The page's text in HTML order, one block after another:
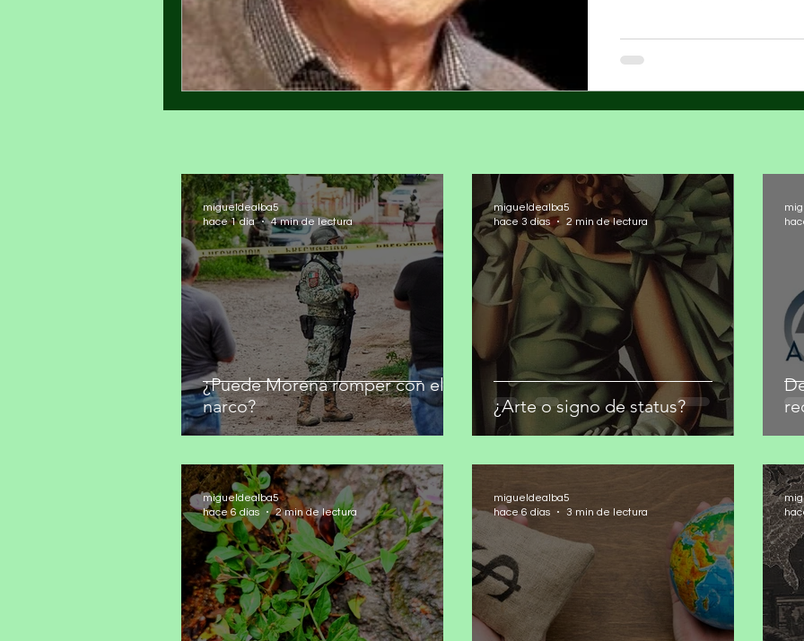
¿Puede Morena romper con el
narco?
migueldealba5
hace 1 día
4 min de lectura
¿Arte o signo de status?
migueldealba5
hace 3 días
2 min de lectura
migueldealba5
hace 6 días
2 min de lectura
migueldealba5
hace 6 días
3 min de lectura